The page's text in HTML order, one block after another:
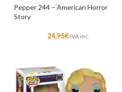
Pepper 244 – American Horror
Story
24,95€ IVA inc.